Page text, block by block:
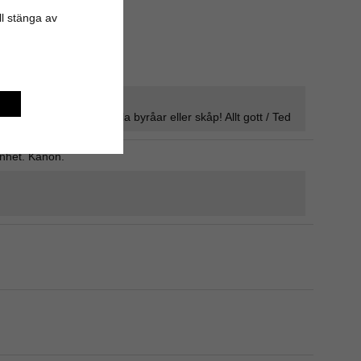
att förnya sina gamla byråar eller skåp! Allt gott / Ted
Kanon.
stänga av